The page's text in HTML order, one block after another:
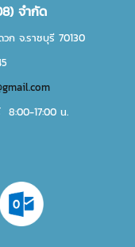
จำกัด
ก จ.ราชบุรี 70130
8:00-17:00 น.